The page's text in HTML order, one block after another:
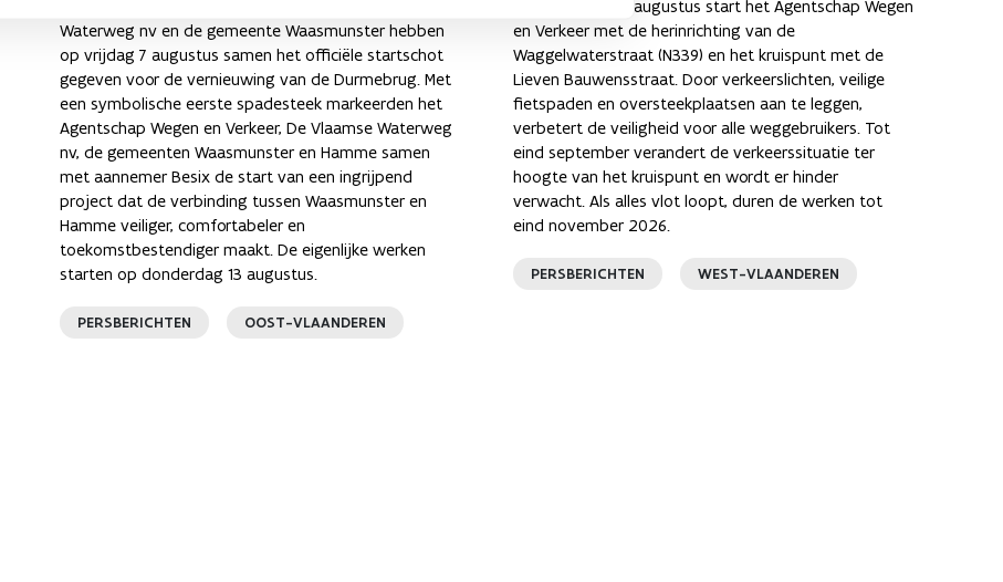
Waterweg nv en de gemeente Waasmunster hebben
op vrijdag 7 augustus samen het officiële startschot
gegeven voor de vernieuwing van de Durmebrug. Met
een symbolische eerste spadesteek markeerden het
Agentschap Wegen en Verkeer, De Vlaamse Waterweg
nv, de gemeenten Waasmunster en Hamme samen
met aannemer Besix de start van een ingrijpend
project dat de verbinding tussen Waasmunster en
Hamme veiliger, comfortabeler en
toekomstbestendiger maakt. De eigenlijke werken
starten op donderdag 13 augustus.
PERSBERICHTEN OOST-VLAANDEREN
Op maandag 10 augustus start het Agentschap Wegen
en Verkeer met de herinrichting van de
Waggelwaterstraat (N339) en het kruispunt met de
Lieven Bauwensstraat. Door verkeerslichten, veilige
fietspaden en oversteekplaatsen aan te leggen,
verbetert de veiligheid voor alle weggebruikers. Tot
eind september verandert de verkeerssituatie ter
hoogte van het kruispunt en wordt er hinder
verwacht. Als alles vlot loopt, duren de werken tot
eind november 2026.
PERSBERICHTEN WEST-VLAANDEREN